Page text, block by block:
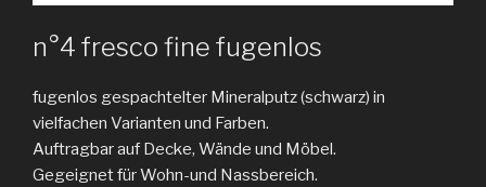
n°4 fresco fine fugenlos
fugenlos gespachtelter Mineralputz (schwarz) in
vielfachen Varianten und Farben.
Auftragbar auf Decke, Wände und Möbel.
Gegeignet für Wohn-und Nassbereich.